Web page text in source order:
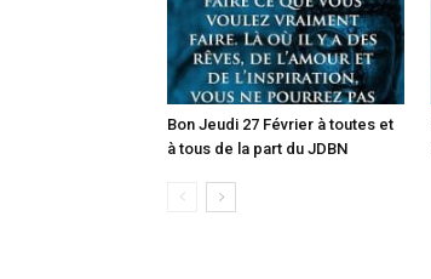
Bon Jeudi 27 Février à toutes et
à tous de la part du JDBN